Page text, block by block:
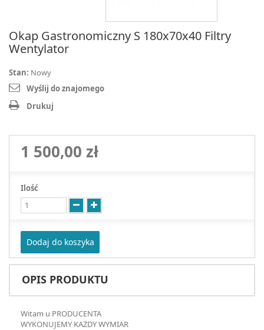
Okap Gastronomiczny S 180x70x40 Filtry
Wentylator
Stan: Nowy
Wyślij do znajomego
Drukuj
1 500,00 zł
Ilość
Dodaj do koszyka
OPIS PRODUKTU
Witam u PRODUCENTA
WYKONUJEMY KAŻDY WYMIAR